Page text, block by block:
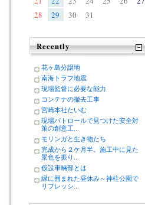
28
29 30 31
Recently
花ヶ島分譲地
南海トラフ地震
現場監督に必要な能力
コンテナの撤去工事
宮崎本社たいむ
現場パトロールで見つけた安全対
策の創意工...
モリンガと生き物たち
完成から２ケ月半。施工中に見た
景色を振り...
仮設車輛部とは
緑に囲まれた昼休み～神柱公園で
リフレッシ...